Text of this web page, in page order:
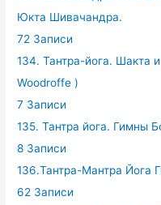
Юкта Шивачандра.
72 Записи
134. Тантра-йога. Шакта
Woodroffe )
7 Записи
135. Тантра йога. Гимны
8 Записи
136.Тантра-Мантра Йога
62 Записи